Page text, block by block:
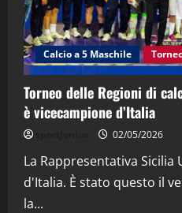
4
(Martedi
15/04/
08/04/
Calcio a 5 Maschile
Torneo delle Regioni di
è vicecampione d’Italia
02/05/2026
La Rappresentativa
d'Italia. È stato questo il
la...